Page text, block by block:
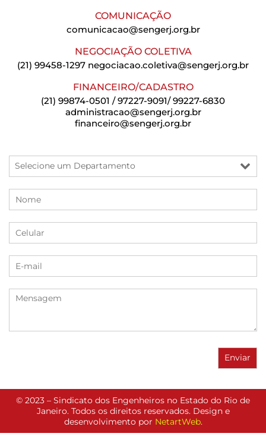
COMUNICAÇÃO
comunicacao@sengerj.org.br
NEGOCIAÇÃO COLETIVA
(21) 99458-1297 negociacao.coletiva@sengerj.org.br
FINANCEIRO/CADASTRO
(21) 99874-0501 / 97227-9091/ 99227-6830
administracao@sengerj.org.br
financeiro@sengerj.org.br
© 2023 – Sindicato dos Engenheiros no Estado do Rio de
Janeiro. Todos os direitos reservados. Design e
desenvolvimento por NetartWeb.